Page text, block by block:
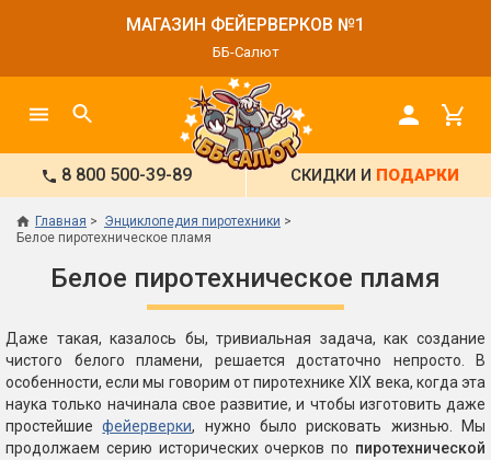
МАГАЗИН ФЕЙЕРВЕРКОВ №1
ББ-Салют
8 800 500-39-89 СКИДКИ И ПОДАРКИ
Главная
Энциклопедия пиротехники
Белое пиротехническое пламя
Белое пиротехническое пламя
Даже такая, казалось бы, тривиальная задача, как создание
чистого белого пламени, решается достаточно непросто. В
особенности, если мы говорим от пиротехнике XIX века, когда эта
наука только начинала свое развитие, и чтобы изготовить даже
простейшиефейерверки, нужно было рисковать жизнью. Мы
продолжаем серию исторических очерков по пиротехнической